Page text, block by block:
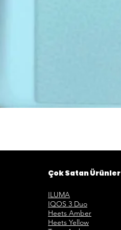
Çok Satan Ürünler
ILUMA
IQOS 3 Duo
Heets Amber
Heets Yellow